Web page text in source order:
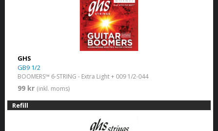
GHS
GB9 1/2
BOOMERS™ 6-STRING - Extra Light + 009 1/2-044
99 kr (inkl. moms)
Refill